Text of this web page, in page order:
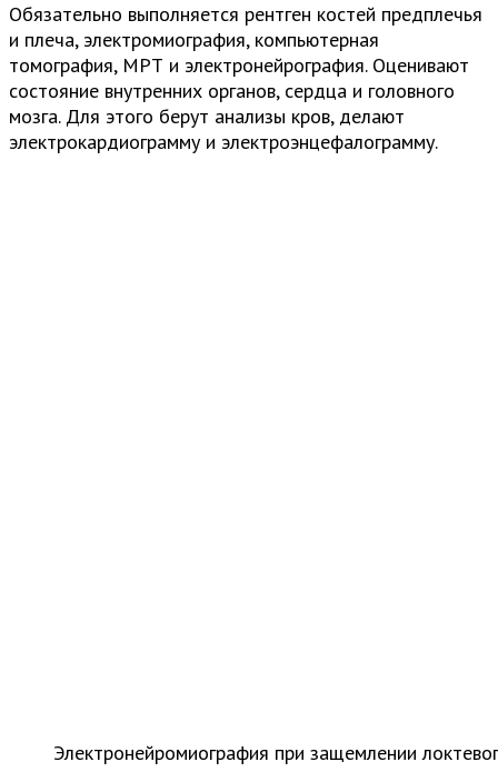
Обязательно выполняется рентген костей предплечья
и плеча, электромиография, компьютерная
томография, МРТ и электронейрография. Оценивают
состояние внутренних органов, сердца и головного
мозга. Для этого берут анализы кров, делают
электрокардиограмму и электроэнцефалограмму.
Электронейромиография при защемлении